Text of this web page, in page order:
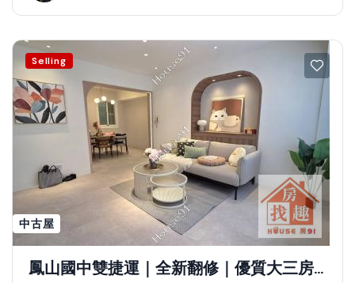
Selling
中古屋
鳳山國中雙捷運｜全新翻修｜優質大三房